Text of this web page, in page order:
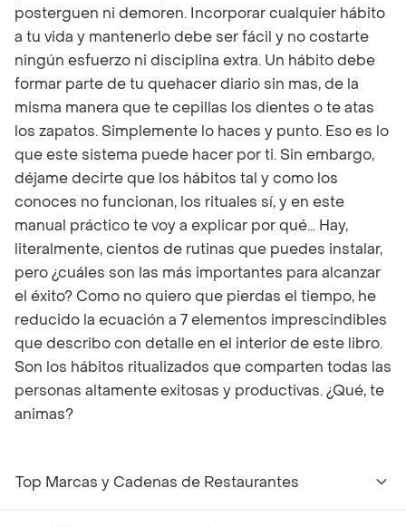
posterguen ni demoren. Incorporar cualquier hábito
a tu vida y mantenerlo debe ser fácil y no costarte
ningún esfuerzo ni disciplina extra. Un hábito debe
formar parte de tu quehacer diario sin mas, de la
misma manera que te cepillas los dientes o te atas
los zapatos. Simplemente lo haces y punto. Eso es lo
que este sistema puede hacer por ti. Sin embargo,
déjame decirte que los hábitos tal y como los
conoces no funcionan, los rituales sí, y en este
manual práctico te voy a explicar por qué… Hay,
literalmente, cientos de rutinas que puedes instalar,
pero ¿cuáles son las más importantes para alcanzar
el éxito? Como no quiero que pierdas el tiempo, he
reducido la ecuación a 7 elementos imprescindibles
que describo con detalle en el interior de este libro.
Son los hábitos ritualizados que comparten todas las
personas altamente exitosas y productivas. ¿Qué, te
animas?
Top Marcas y Cadenas de Restaurantes